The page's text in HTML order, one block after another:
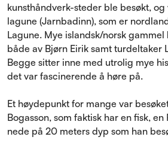
kunsthåndverk-steder ble besøkt,
lagune (Jarnbadinn), som er
Lagune. Mye islandsk/norsk
både av Bjørn Eirik samt turdeltaker
Begge sitter inne med utrolig mye
det var fascinerende å høre på.
Et høydepunkt for mange var
Bogasson, som faktisk har en fisk, en
nede på 20 meters dyp som han